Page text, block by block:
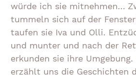
würde ich sie mitnehmen…
tummeln sich auf der
taufen sie Iva und Olli.
und munter und nach der
erkunden sie ihre
erzählt uns die Geschichten